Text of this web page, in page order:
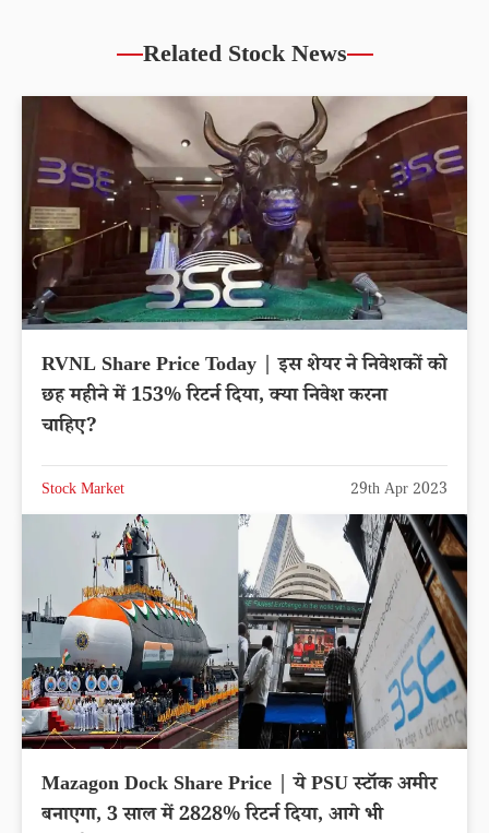
Related Stock News
RVNL Share Price Today | इस शेयर ने निवेशकों को
छह महीने में 153% रिटर्न दिया, क्या निवेश करना
चाहिए?
Stock Market 29th Apr 2023
Mazagon Dock Share Price | ये PSU स्टॉक अमीर
बनाएगा, 3 साल में 2828% रिटर्न दिया, आगे भी